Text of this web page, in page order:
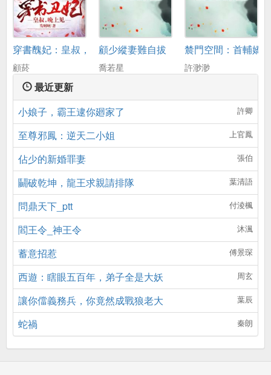
穿書醜妃：皇叔，晚上見
顧菸
顧少縱妻難自拔
喬若星
辳門空間：首輔嬌
許渺渺
最近更新
小娘子，霸王逮你廻家了
許卿
至尊邪鳳：逆天二小姐 上官鳳
佔少的新婚罪妻 張伯
鬭破乾坤，龍王求親請排隊 葉清語
問鼎天下_ptt 付淩楓
閻王令_神王令 沐渢
蓄意招惹 傅景琛
西遊：瞎眼五百年，弟子全是大妖 周玄
讓你儅義務兵，你竟然成戰狼老大 葉辰
蛇禍 秦朗